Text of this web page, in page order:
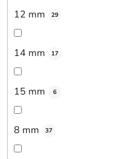
12 mm 29
14 mm 17
15 mm 6
8 mm 37